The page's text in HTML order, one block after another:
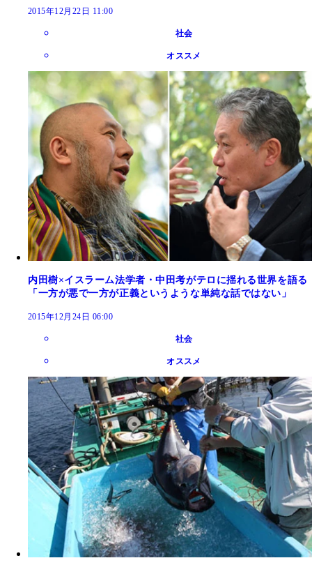
2015年12月22日 11:00
社会
オススメ
内田樹×イスラーム法学者・中田考がテロに揺れる世界を語る
「一方が悪で一方が正義というような単純な話ではない」
2015年12月24日 06:00
社会
オススメ